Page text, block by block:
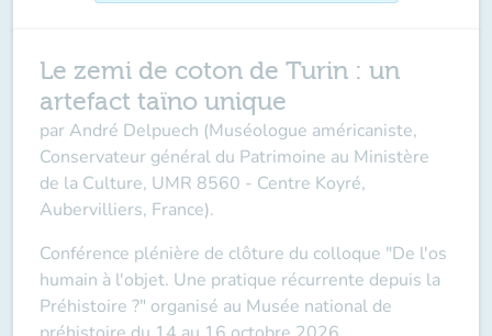
Le zemi de coton de Turin : un
artefact taïno unique
par André Delpuech (Muséologue américaniste,
Conservateur général du Patrimoine au Ministère
de la Culture, UMR 8560 - Centre Koyré,
Aubervilliers, France).
Conférence plénière de clôture du colloque "De l'os
humain à l'objet. Une pratique récurrente depuis la
Préhistoire ?" organisé au Musée national de